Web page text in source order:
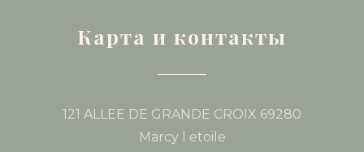
Карта и контакты
121 ALLEE DE GRANDE CROIX 69280
Marcy l etoile((открывается в